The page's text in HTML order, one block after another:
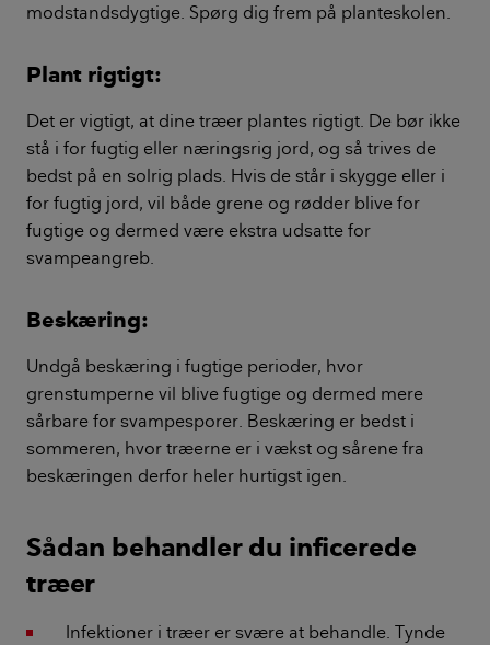
modstandsdygtige. Spørg dig frem på planteskolen.
Plant rigtigt:
Det er vigtigt, at dine træer plantes rigtigt. De bør ikke
stå i for fugtig eller næringsrig jord, og så trives de
bedst på en solrig plads. Hvis de står i skygge eller i
for fugtig jord, vil både grene og rødder blive for
fugtige og dermed være ekstra udsatte for
svampeangreb.
Beskæring:
Undgå beskæring i fugtige perioder, hvor
grenstumperne vil blive fugtige og dermed mere
sårbare for svampesporer. Beskæring er bedst i
sommeren, hvor træerne er i vækst og sårene fra
beskæringen derfor heler hurtigst igen.
Sådan behandler du inficerede
træer
Infektioner i træer er svære at behandle. Tynde